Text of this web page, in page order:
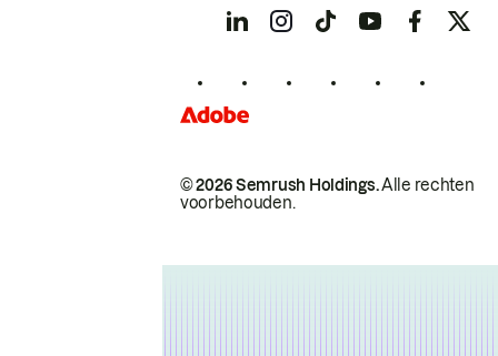
© 2026 Semrush Holdings.Alle rechten
voorbehouden.